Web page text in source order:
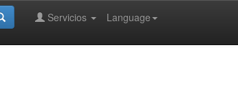
Language
Servicios